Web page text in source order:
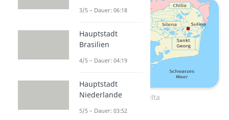
Donaudelta
3/5 – Dauer: 06:18
Hauptstadt
Brasilien
4/5 – Dauer: 04:19
Hauptstadt
Niederlande
5/5 – Dauer: 03:52